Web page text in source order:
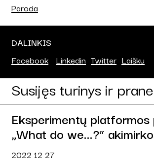
Paroda
DALINKIS
Facebook Linkedin Twitter Laišku
Susijęs turinys ir
Eksperimentų
„What do we...?“
2022 12 27